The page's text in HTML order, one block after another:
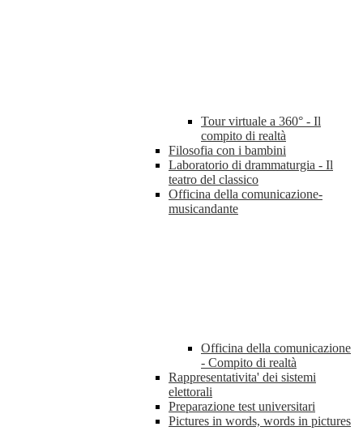
Tour virtuale a 360° - Il
compito di realtà
Filosofia con i bambini
Laboratorio di drammaturgia - Il
teatro del classico
Officina della comunicazione-
musicandante
Officina della comunicazione
- Compito di realtà
Rappresentativita' dei sistemi
elettorali
Preparazione test universitari
Pictures in words, words in pictures